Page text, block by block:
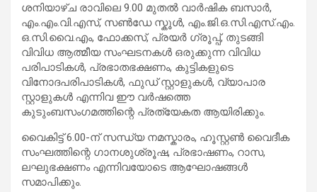
ശനിയാഴ്ച രാവിലെ 9.00 മുതൽ വാർഷിക ബസാർ,
എം.എം.വി.എസ്, സൺഡേ സ്കൂൾ, എം.ജി.ഒ.സി.എസ്.എം.
ഒ.സി.വൈ.എം, ഫോക്കസ്, പ്രയർ ഗ്രൂപ്പ്, തുടങ്ങി
വിവിധ ആത്മീയ സംഘടനകൾ ഒരുക്കുന്ന വിവിധ
പരിപാടികൾ, പ്രഭാതഭക്ഷണം, കുട്ടികളുടെ
വിനോദപരിപാടികൾ, ഫുഡ് സ്റ്റാളുകൾ, വ്യാപാര
സ്റ്റാളുകൾ എന്നിവ ഈ വർഷത്തെ
കുടുംബസംഗമത്തിന്റെ പ്രത്യേകത ആയിരിക്കും.
വൈകിട്ട് 6.00-ന് സന്ധ്യ നമസ്കാരം, ഹൂസ്റ്റൺ വൈദീക
സംഘത്തിന്റെ ഗാനശുശ്രൂഷ, പ്രഭാഷണം, റാസ,
ലഘുഭക്ഷണം എന്നിവയോടെ ആഘോഷങ്ങൾ
സമാപിക്കും.